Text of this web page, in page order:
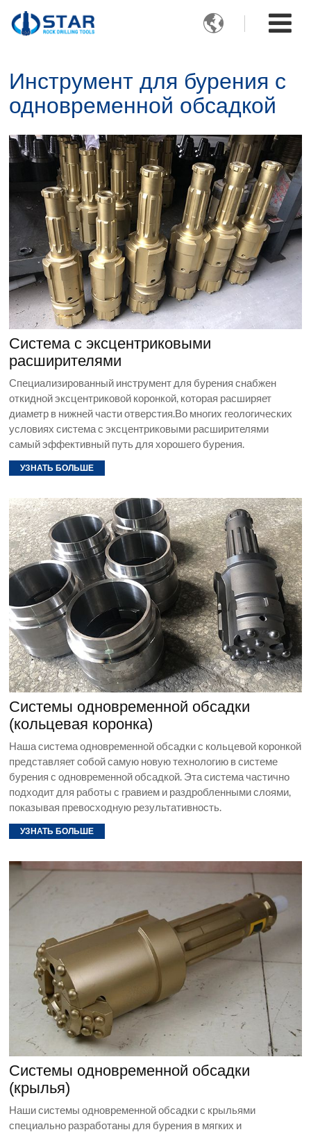

Инструмент для бурения с
одновременной обсадкой
Система с эксцентриковыми
расширителями
Специализированный инструмент для бурения снабжен
откидной эксцентриковой коронкой, которая расширяет
диаметр в нижней части отверстия.Во многих геологических
условиях система с эксцентриковыми расширителями
самый эффективный путь для хорошего бурения.
УЗНАТЬ БОЛЬШЕ
Системы одновременной обсадки
(кольцевая коронка)
Наша система одновременной обсадки с кольцевой коронкой
представляет собой самую новую технологию в системе
бурения с одновременной обсадкой. Эта система частично
подходит для работы с гравием и раздробленными слоями,
показывая превосходную результативность.
УЗНАТЬ БОЛЬШЕ
Системы одновременной обсадки
(крылья)
Наши системы одновременной обсадки с крыльями
специально разработаны для бурения в мягких и